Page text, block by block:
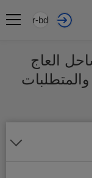
ar-bd
العاج